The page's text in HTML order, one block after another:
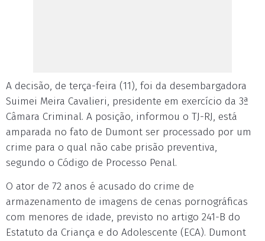
A decisão, de terça-feira (11), foi da desembargadora
Suimei Meira Cavalieri, presidente em exercício da 3ª
Câmara Criminal. A posição, informou o TJ-RJ, está
amparada no fato de Dumont ser processado por um
crime para o qual não cabe prisão preventiva,
segundo o Código de Processo Penal.
O ator de 72 anos é acusado do crime de
armazenamento de imagens de cenas pornográficas
com menores de idade, previsto no artigo 241-B do
Estatuto da Criança e do Adolescente (ECA). Dumont